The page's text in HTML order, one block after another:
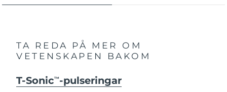
TA REDA PÅ MER OM
VETENSKAPEN BAKOM
T-SonicTM -pulseringar